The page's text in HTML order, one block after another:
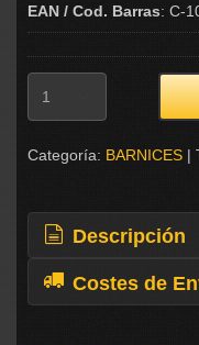
EAN / Cod. Barras: C-
Categoría: BARNICES |
Descripción
Costes de